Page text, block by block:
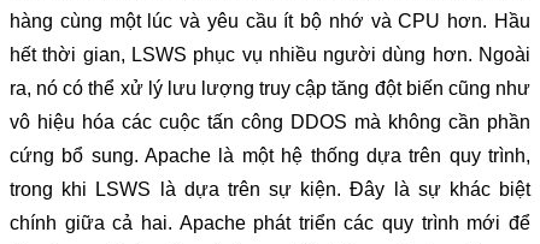
hàng cùng một lúc và yêu cầu ít bộ nhớ và CPU hơn. Hầu
hết thời gian, LSWS phục vụ nhiều người dùng hơn. Ngoài
ra, nó có thể xử lý lưu lượng truy cập tăng đột biến cũng như
vô hiệu hóa các cuộc tấn công DDOS mà không cần phần
cứng bổ sung. Apache là một hệ thống dựa trên quy trình,
trong khi LSWS là dựa trên sự kiện. Đây là sự khác biệt
chính giữa cả hai. Apache phát triển các quy trình mới để